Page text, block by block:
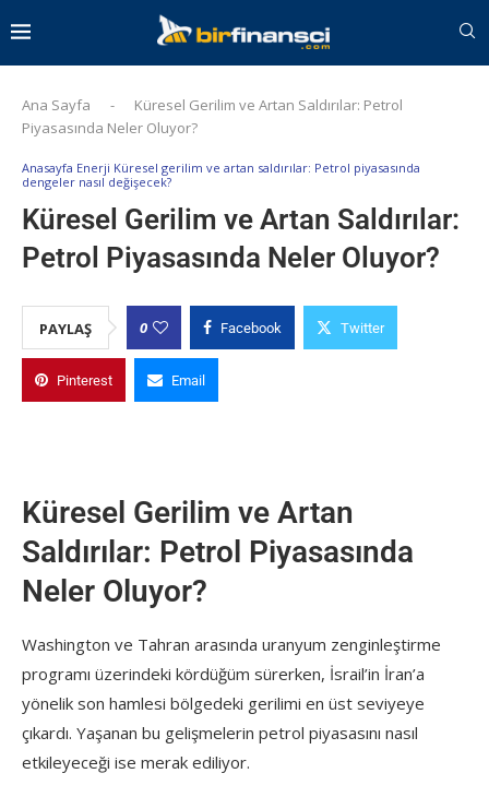
Ana Sayfa -
Küresel Gerilim ve Artan Saldırılar: Petrol
Piyasasında Neler Oluyor?
Anasayfa Enerji Küresel gerilim ve artan saldırılar: Petrol piyasasında
dengeler nasıl değişecek?
Küresel Gerilim ve Artan Saldırılar:
Petrol Piyasasında Neler Oluyor?
PAYLAŞ 0 Facebook Twitter
Pinterest Email
Küresel Gerilim ve Artan
Saldırılar: Petrol Piyasasında
Neler Oluyor?
Washington ve Tahran arasında uranyum zenginleştirme
programı üzerindeki kördüğüm sürerken, İsrail’in İran’a
yönelik son hamlesi bölgedeki gerilimi en üst seviyeye
çıkardı. Yaşanan bu gelişmelerin petrol piyasasını nasıl
etkileyeceği ise merak ediliyor.